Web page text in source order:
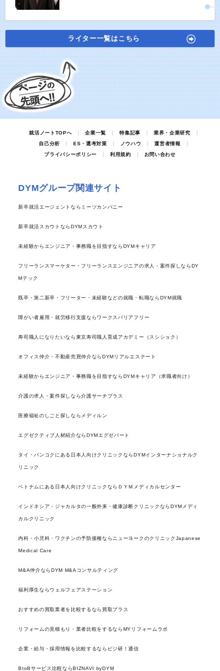
ライター一覧はこちら
就活ノートTOPへ 企業一覧 特集記事
業界・企業研究
自己分析
ES・選考対策 ノウハウ
運営者情報
プライバシーポリシー
利用規約 お問い合わせ
DYMグループ関連サイト
新卒就活エージェントならミーツカンパニー
新卒就活スカウトならDYMスカウト
未経験からエンジニア・事務職を目指すならDYMキャリア
フリーランスマーケター・フリーランスエンジニアの求人・案件探しならDY
Mテック
既卒・第二新卒・フリーター・未経験などの就職・転職ならDYM就職
障がい者雇用・就労移行支援ならワークスバリアフリー
寿司職人になりたいなら東京寿司職人育成アカデミー（スシショク）
オフィス仲介・不動産売買仲介ならDYMリアルエステート
未経験からエンジニア・事務職を目指すならDYMキャリア（求職者向け）
介護の求人・案件探しなら介護サーチプラス
医療福祉のしごと探しならメディルン
エグゼクティブ人材紹介ならDYMエグゼパート
タイ・バンコクにある日本人向けクリニックならDYMインターナショナルク
リニック
ベトナムにある日本人向けクリニックならＤＹＭメディカルセンター
インドネシア・ジャカルタの一般外来・健康診断クリニックならDYMメディ
カルクリニック
内科・小児科・ワクチンの予防接種ならニューヨークのクリニックJapanese
Medical Care
M&A仲介ならDYM M&Aコンサルティング
福利厚生ならウェルフェアステーション
おすすめの買取業者を比較するなら買取プラス
リフォームの見積もり・業者比較をするならMYリフォームラボ
企業・給与・採用情報を比較するならビジ研！通信
BtoBサービス比較ならBIZNAVI byDYM